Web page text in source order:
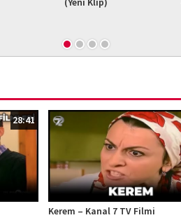
28:41
Kerem – Kanal 7 TV Filmi